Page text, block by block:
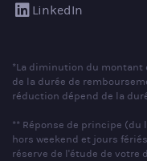
LinkedIn
*La diminution du
de la durée de
réduction dépend de la
** Réponse de principe
hors weekend et jours
réserve de l'étude de votre